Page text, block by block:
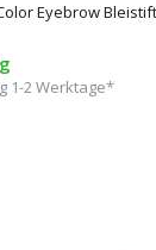
Eyebrow
1-2 Werktage*